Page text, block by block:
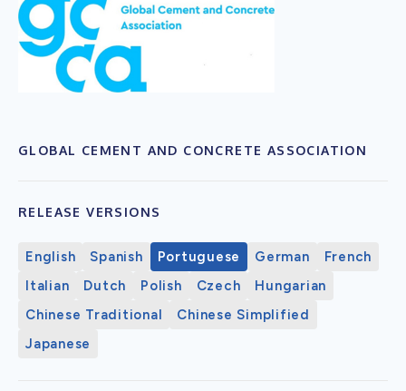
GLOBAL CEMENT AND CONCRETE ASSOCIATION
RELEASE VERSIONS
English Spanish Portuguese German
French
Italian
Dutch Polish Czech
Hungarian
Chinese Traditional
Chinese Simplified
Japanese